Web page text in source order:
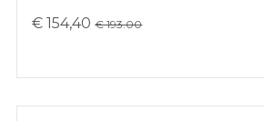
€ 154,40€ 193.00